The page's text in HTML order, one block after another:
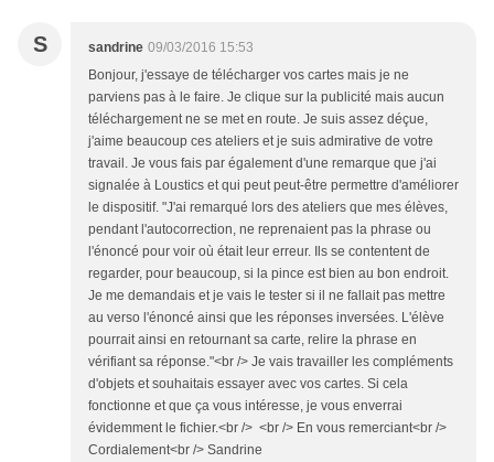
S sandrine 09/03/2016 15:53
Bonjour, j'essaye de télécharger vos cartes mais je ne
parviens pas à le faire. Je clique sur la publicité mais aucun
téléchargement ne se met en route. Je suis assez déçue,
j'aime beaucoup ces ateliers et je suis admirative de votre
travail. Je vous fais par également d'une remarque que j'ai
signalée à Loustics et qui peut peut-être permettre d'améliorer
le dispositif. "J'ai remarqué lors des ateliers que mes élèves,
pendant l'autocorrection, ne reprenaient pas la phrase ou
l'énoncé pour voir où était leur erreur. Ils se contentent de
regarder, pour beaucoup, si la pince est bien au bon endroit.
Je me demandais et je vais le tester si il ne fallait pas mettre
au verso l'énoncé ainsi que les réponses inversées. L'élève
pourrait ainsi en retournant sa carte, relire la phrase en
vérifiant sa réponse."<br /> Je vais travailler les compléments
d'objets et souhaitais essayer avec vos cartes. Si cela
fonctionne et que ça vous intéresse, je vous enverrai
évidemment le fichier.<br /> <br /> En vous remerciant<br />
Cordialement<br /> Sandrine